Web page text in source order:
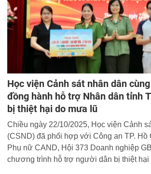
Học viện Cảnh sát nhân dân
đồng hành hỗ trợ Nhân dân tỉnh
bị thiệt hại do mưa lũ
Chiều ngày 22/10/2025, Học viện Cảnh
(CSND) đã phối hợp với Công an TP. Hồ
Phụ nữ CAND, Hội 373 Doanh nghiệp
chương trình hỗ trợ người dân bị thiệt hại